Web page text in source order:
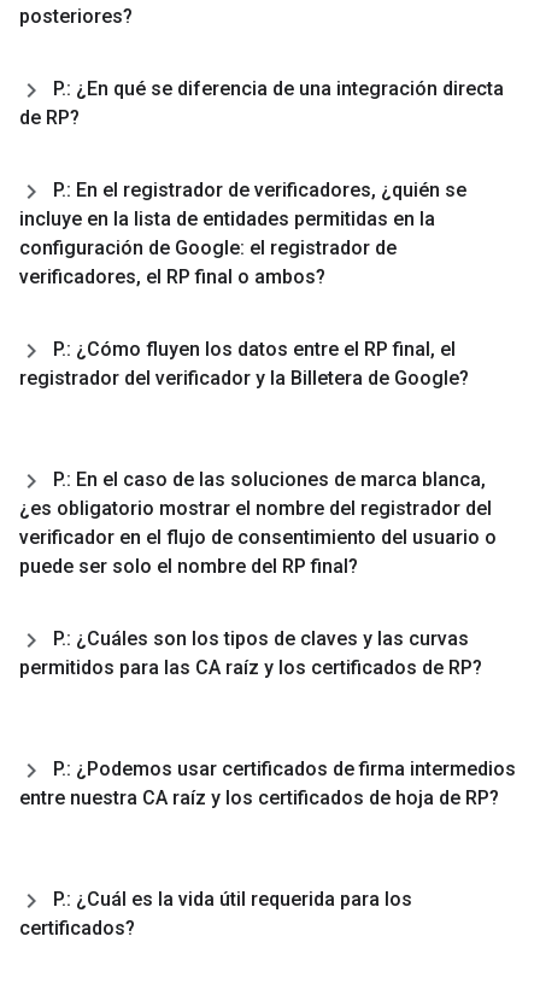
posteriores?
P.: ¿En qué se diferencia de una integración directa
de RP?
P.: En el registrador de verificadores, ¿quién se
incluye en la lista de entidades permitidas en la
configuración de Google: el registrador de
verificadores, el RP final o ambos?
P.: ¿Cómo fluyen los datos entre el RP final, el
registrador del verificador y la Billetera de Google?
P.: En el caso de las soluciones de marca blanca,
¿es obligatorio mostrar el nombre del registrador del
verificador en el flujo de consentimiento del usuario o
puede ser solo el nombre del RP final?
P.: ¿Cuáles son los tipos de claves y las curvas
permitidos para las CA raíz y los certificados de RP?
P.: ¿Podemos usar certificados de firma intermedios
entre nuestra CA raíz y los certificados de hoja de RP?
P.: ¿Cuál es la vida útil requerida para los
certificados?